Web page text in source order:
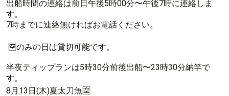
出船時間の連絡は前日午後5時00分〜午後7時に連絡しま
す。
7時までに連絡無ければお電話ください。
🈳のみの日は貸切可能です。
半夜ティップランは5時30分前後出船〜23時30分納竿で
す。
8月13日(木)夏太刀魚🈳